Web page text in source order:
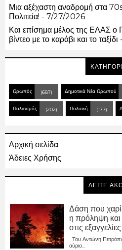
Μια αξέχαστη αναδρομή στα
Πολιτεία! - 7/27/2026
Και επίσημα μέλος της ΕΛΑΣ ο
βίντεο με το καράβι και το ταξίδι
Ωρωπός (687) Δημοτικά Νέα Ωρωπού
Πολιτισμός (202) Πολιτική (177)
Αρχική σελίδα
Άδειες Χρήσης.
ΔΕΙΤΕ
Δάση που
η πρόληψη και
στις εξαγγελίες
Του Αντώνη
αύριο...